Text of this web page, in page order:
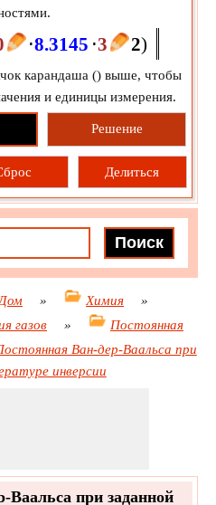
⋅8.3145 ⋅3 2)
карандаша () выше, чтобы
и единицы измерения.
Решение
Делиться
Дом » Химия
»
газов
»
Постоянная
Ван-дер-Ваальса при
инверсии
Ваальса при заданной